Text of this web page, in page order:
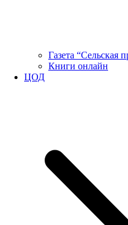
Газета “Сельская
Книги онлайн
ЦОД